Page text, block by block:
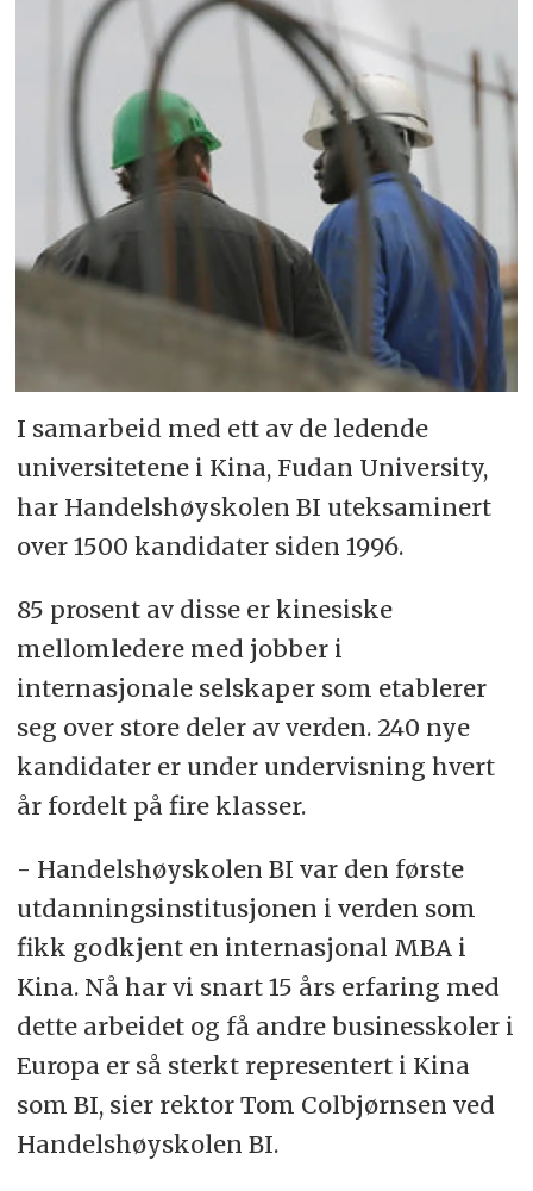
I samarbeid med ett av de ledende
universitetene i Kina, Fudan University,
har Handelshøyskolen BI uteksaminert
over 1500 kandidater siden 1996.
85 prosent av disse er kinesiske
mellomledere med jobber i
internasjonale selskaper som etablerer
seg over store deler av verden. 240 nye
kandidater er under undervisning hvert
år fordelt på fire klasser.
- Handelshøyskolen BI var den første
utdanningsinstitusjonen i verden som
fikk godkjent en internasjonal MBA i
Kina. Nå har vi snart 15 års erfaring med
dette arbeidet og få andre businesskoler i
Europa er så sterkt representert i Kina
som BI, sier rektor Tom Colbjørnsen ved
Handelshøyskolen BI.